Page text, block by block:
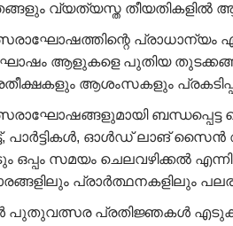
വ്യത്യസ്ത തീയതികളിൽ
പ്രാധാന്യം
ആളുകളെ പുതിയ തുടക്കങ്ങൾ
ആശംസകളും
പാർട്ടികൾ, ഓൾഡ് ലാങ്
സമയം ചെലവഴിക്കൽ
പ്രാർത്ഥനകളിലും
പുതുവത്സര പ്രതിജ്ഞകൾ